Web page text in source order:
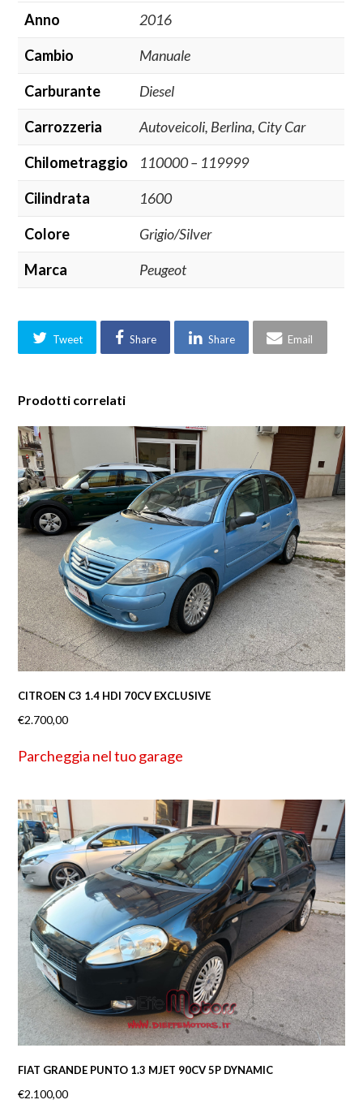
Anno
2016
Cambio
Manuale
Carburante
Diesel
Carrozzeria
Autoveicoli, Berlina, City Car
Chilometraggio
110000 – 119999
Cilindrata
1600
Colore
Grigio/Silver
Marca
Peugeot
Tweet Share Share Email
Prodotti correlati
CITROEN C3 1.4 HDI 70CV EXCLUSIVE
€2.700,00
Parcheggia nel tuo garage
FIAT GRANDE PUNTO 1.3 MJET 90CV 5P DYNAMIC
€2.100,00